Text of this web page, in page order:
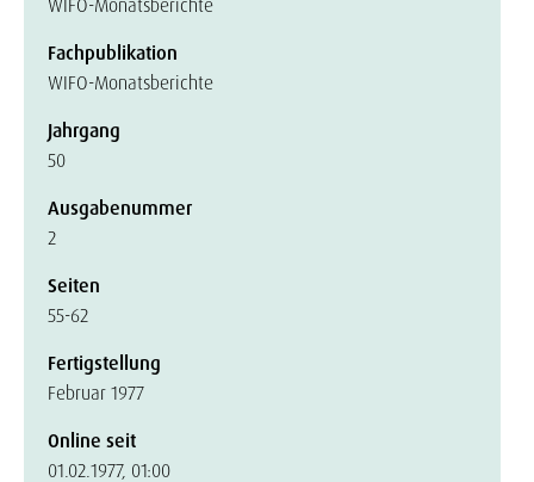
WIFO-Monatsberichte
Fachpublikation
WIFO-Monatsberichte
Jahrgang
50
Ausgabenummer
2
Seiten
55-62
Fertigstellung
Februar 1977
Online seit
01.02.1977, 01:00